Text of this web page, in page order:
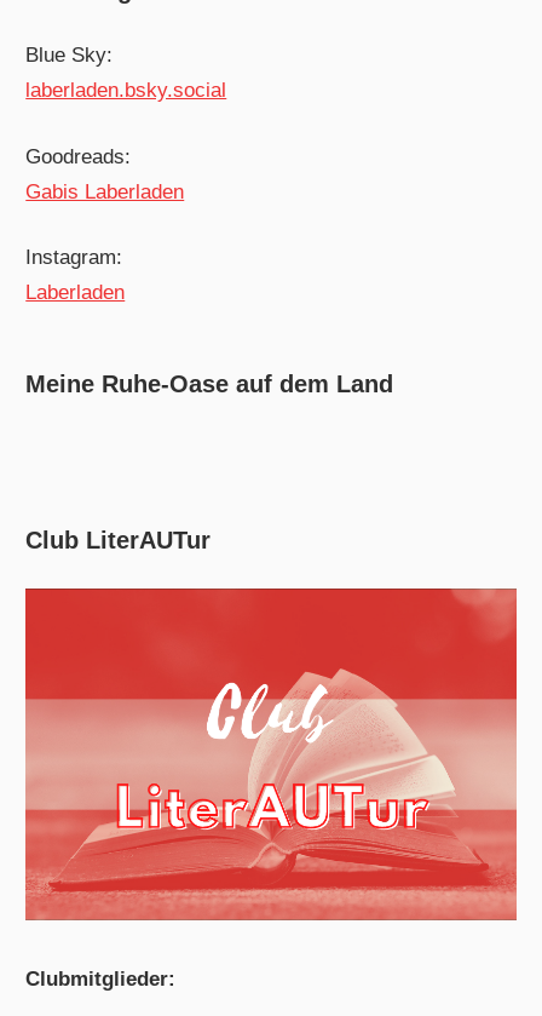
Blue Sky:
laberladen.bsky.social
Goodreads:
Gabis Laberladen
Instagram:
Laberladen
Meine Ruhe-Oase auf dem Land
Club LiterAUTur
Clubmitglieder: